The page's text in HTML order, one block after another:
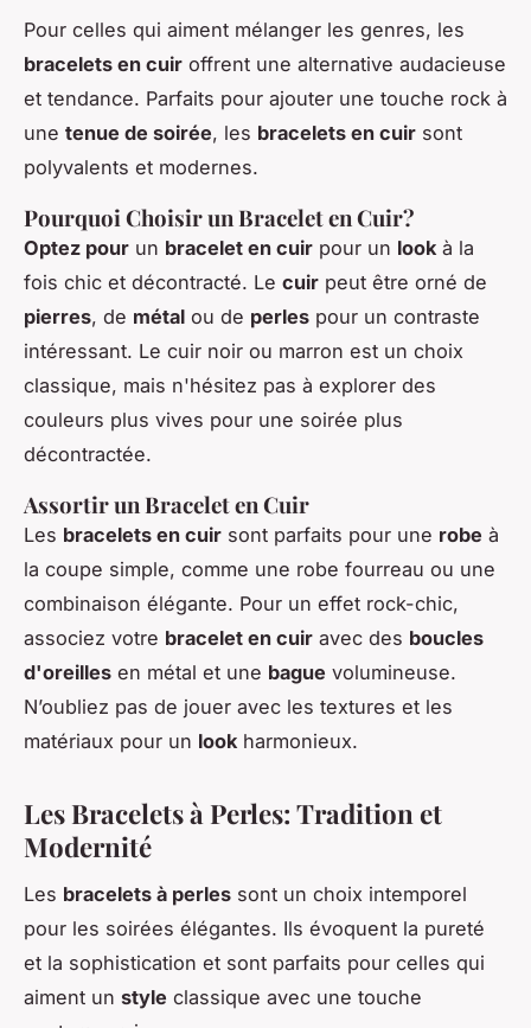
Pour celles qui aiment mélanger les genres, les
bracelets en cuir offrent une alternative audacieuse
et tendance. Parfaits pour ajouter une touche rock à
une tenue de soirée, les bracelets en cuir sont
polyvalents et modernes.
Pourquoi Choisir un Bracelet en Cuir?
Optez pour un bracelet en cuir pour un look à la
fois chic et décontracté. Le cuir peut être orné de
pierres, de métal ou de perles pour un contraste
intéressant. Le cuir noir ou marron est un choix
classique, mais n'hésitez pas à explorer des
couleurs plus vives pour une soirée plus
décontractée.
Assortir un Bracelet en Cuir
Les bracelets en cuir sont parfaits pour une robe à
la coupe simple, comme une robe fourreau ou une
combinaison élégante. Pour un effet rock-chic,
associez votre bracelet en cuir avec des boucles
d'oreilles en métal et une bague volumineuse.
N’oubliez pas de jouer avec les textures et les
matériaux pour un look harmonieux.
Les Bracelets à Perles: Tradition et
Modernité
Les bracelets à perles sont un choix intemporel
pour les soirées élégantes. Ils évoquent la pureté
et la sophistication et sont parfaits pour celles qui
aiment un style classique avec une touche